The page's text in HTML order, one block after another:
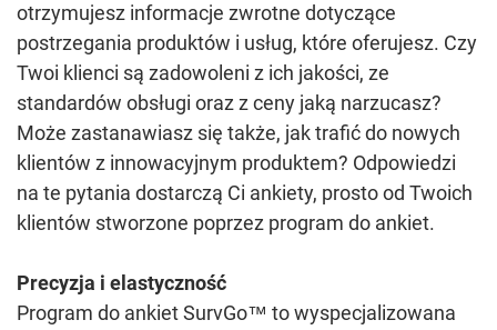
otrzymujesz informacje zwrotne dotyczące
postrzegania produktów i usług, które oferujesz. Czy
Twoi klienci są zadowoleni z ich jakości, ze
standardów obsługi oraz z ceny jaką narzucasz?
Może zastanawiasz się także, jak trafić do nowych
klientów z innowacyjnym produktem? Odpowiedzi
na te pytania dostarczą Ci ankiety, prosto od Twoich
klientów stworzone poprzez program do ankiet.
Precyzja i elastyczność
Program do ankiet SurvGo™ to wyspecjalizowana